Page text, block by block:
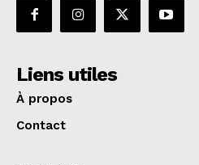
Liens utiles
À propos
Contact